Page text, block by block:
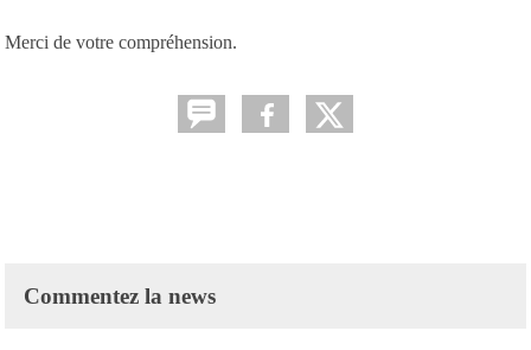
Merci de votre compréhension.
Commentez la news